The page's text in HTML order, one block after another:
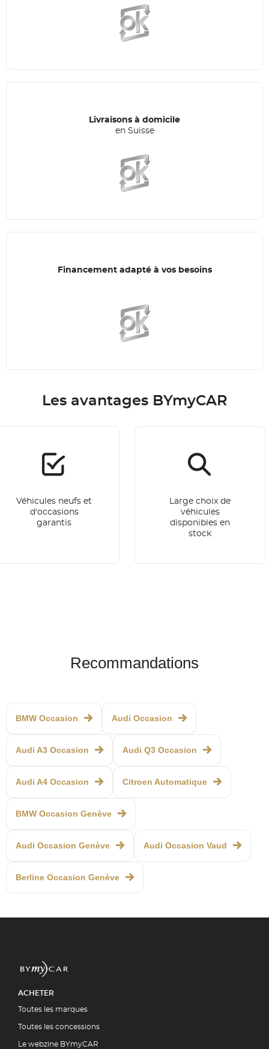
Livraisons à domicile
en Suisse
Financement adapté à vos besoins
Les avantages BYmyCAR
Véhicules neufs et
d'occasions
garantis
Large choix de
véhicules
disponibles en
stock
Recommandations
BMW Occasion Audi Occasion
Audi A3 Occasion Audi Q3 Occasion
Audi A4 Occasion Citroen Automatique
BMW Occasion Genève
Audi Occasion Genève Audi Occasion Vaud
Berline Occasion Genève
ACHETER
Toutes les marques
Toutes les concessions
Le webzine BYmyCAR